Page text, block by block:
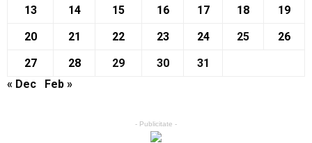
13
14 15 16 17 18
19
20
21 22 23 24 25
26
27
28 29 30
31
« Dec
Feb »
- Publicitate -